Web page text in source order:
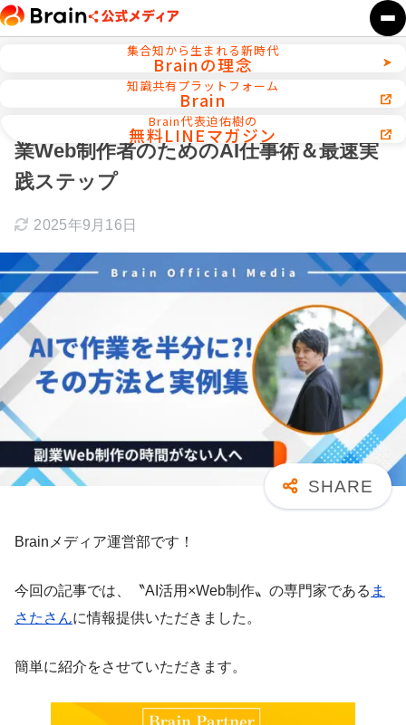
集合知から生まれる新時代
Brainの理念
知識共有プラットフォーム
Brain
Brain代表迫佑樹の
無料LINEマガジン
AI活用／自動化ツール
ChatGPTとCursorを〝社員化〟せよ！副
業Web制作者のためのAI仕事術＆最速実
践ステップ
2025年9月16日
Brainメディア運営部です！
今回の記事では、〝AI活用×Web制作〟の専門家である ま
さたさんに情報提供いただきました。
簡単に紹介をさせていただきます。